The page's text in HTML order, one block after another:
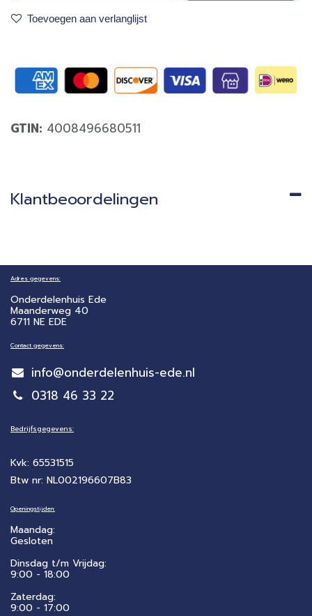
Toevoegen aan verlanglijst
GTIN: 4008496680511
Klantbeoordelingen
Adres gegevens:
Onderdelenhuis Ede
Maanderweg 40
6711 NE EDE
Contact gegevens:
info@onderdelenhuis-ede.nl
0318 46 33 22
Bedrijfsgegevens:
Kvk: 65531515
Btw nr: NL002196607B83
Openingstijden:
Maandag:
Gesloten
Dinsdag t/m Vrijdag:
9:00 - 18:00
Zaterdag:
​9:00 - 17:00